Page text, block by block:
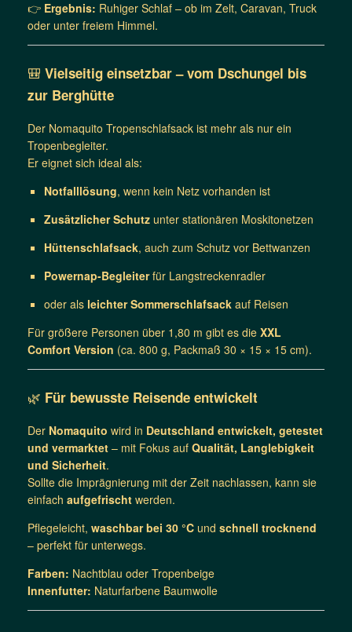
👉 Ergebnis: Ruhiger Schlaf – ob im Zelt, Caravan, Truck
oder unter freiem Himmel.
🎒 Vielseitig einsetzbar – vom Dschungel bis
zur Berghütte
Der Nomaquito Tropenschlafsack ist mehr als nur ein
Tropenbegleiter.
Er eignet sich ideal als:
Notfalllösung, wenn kein Netz vorhanden ist
Zusätzlicher Schutz unter stationären Moskitonetzen
Hüttenschlafsack, auch zum Schutz vor Bettwanzen
Powernap-Begleiterfür Langstreckenradler
oder als leichter Sommerschlafsack auf Reisen
Für größere Personen über 1,80 m gibt es die XXL
Comfort Version (ca. 800 g, Packmaß 30 × 15 × 15 cm).
🌿 Für bewusste Reisende entwickelt
Der Nomaquito wird in Deutschland entwickelt, getestet
und vermarktet – mit Fokus auf Qualität, Langlebigkeit
und Sicherheit.
Sollte die Imprägnierung mit der Zeit nachlassen, kann sie
einfach aufgefrischt werden.
Pflegeleicht, waschbar bei 30 °C und schnell trocknend
– perfekt für unterwegs.
Farben: Nachtblau oder Tropenbeige
Innenfutter: Naturfarbene Baumwolle